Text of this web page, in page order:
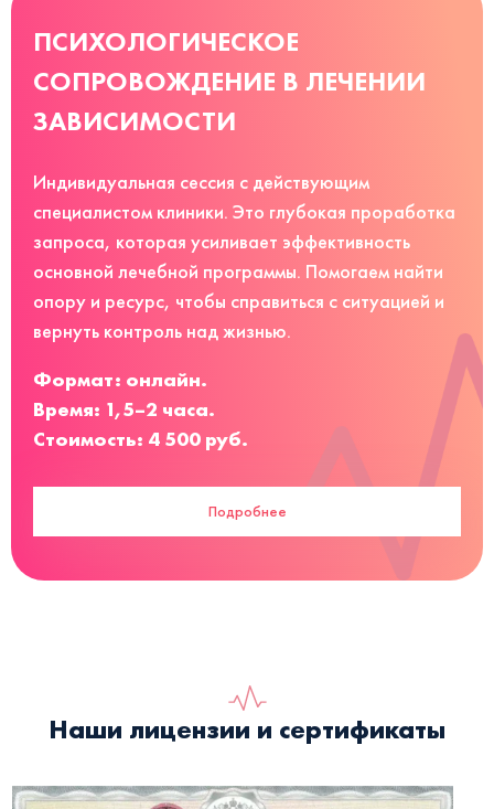
ПСИХОЛОГИЧЕСКОЕ
СОПРОВОЖДЕНИЕ В ЛЕЧЕНИИ
ЗАВИСИМОСТИ
Индивидуальная сессия с действующим
специалистом клиники. Это глубокая проработка
запроса, которая усиливает эффективность
основной лечебной программы. Помогаем найти
опору и ресурс, чтобы справиться с ситуацией и
вернуть контроль над жизнью.
Формат: онлайн.
Время: 1,5–2 часа.
Стоимость: 4 500 руб.
Подробнее
Наши лицензии и сертификаты